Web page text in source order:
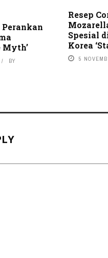
Myth’
BY
Resep
Spesial
Korea
5